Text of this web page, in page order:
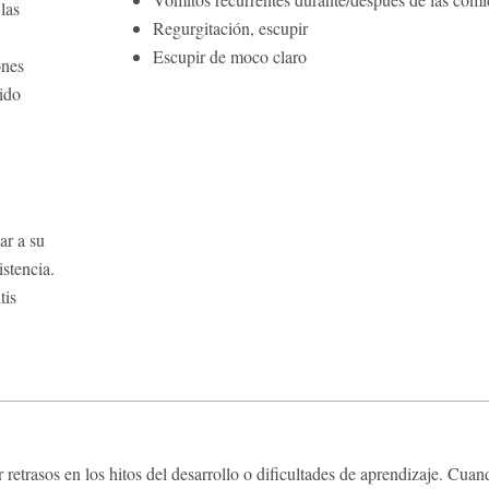
a su
Regurgitación, escupir
Escupir de moco claro
en los hitos del desarrollo o dificultades de aprendizaje.